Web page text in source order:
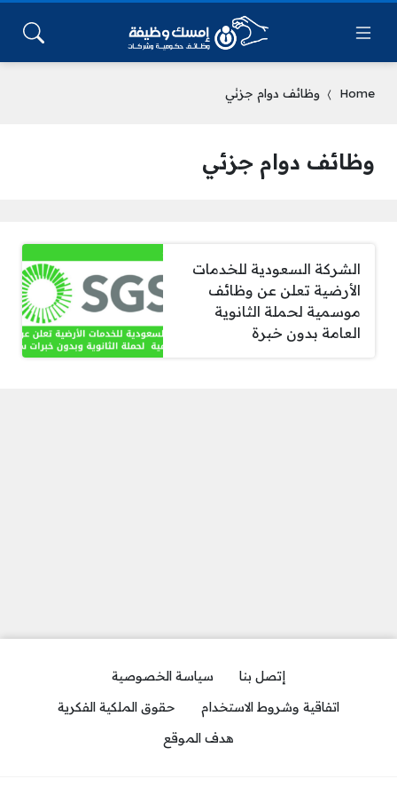
Home وظائف دوام جزئي
وظائف دوام جزئي
الشركة السعودية للخدمات
الأرضية تعلن عن وظائف
موسمية لحملة الثانوية
العامة بدون خبرة
إتصل بنا
سياسة الخصوصية
اتفاقية وشروط الاستخدام
حقوق الملكية الفكرية
هدف الموقع